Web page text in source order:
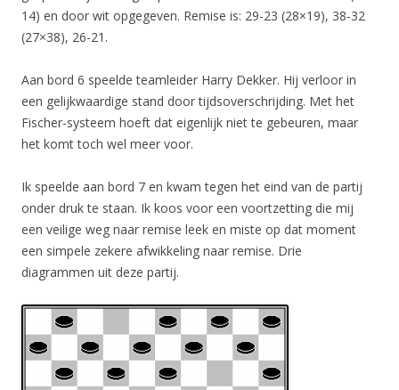
14) en door wit opgegeven. Remise is: 29-23 (28×19), 38-32
(27×38), 26-21.
Aan bord 6 speelde teamleider Harry Dekker. Hij verloor in
een gelijkwaardige stand door tijdsoverschrijding. Met het
Fischer-systeem hoeft dat eigenlijk niet te gebeuren, maar
het komt toch wel meer voor.
Ik speelde aan bord 7 en kwam tegen het eind van de partij
onder druk te staan. Ik koos voor een voortzetting die mij
een veilige weg naar remise leek en miste op dat moment
een simpele zekere afwikkeling naar remise. Drie
diagrammen uit deze partij.